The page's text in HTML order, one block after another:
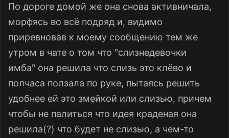
По дороге домой же она снова активничала,
морфясь во всё подряд и, видимо
приревновав к моему сообщению тем же
утром в чате о том что "слизнедевочки
имба" она решила что слизь это клёво и
полчаса ползала по руке, пытаясь решить
удобнее ей это змейкой или слизью, причем
чтобы не палиться что идея краденая она
решила(?) что будет не слизью, а чем-то